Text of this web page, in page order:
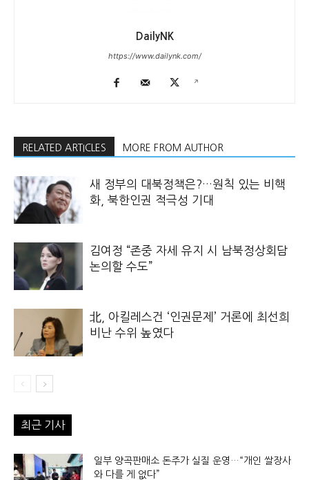
DailyNK
https://www.dailynk.com/
RELATED ARTICLES MORE FROM AUTHOR
새 정부의 대북정책은?…원칙 있는 비핵
화, 북한인권 적극성 기대
김여정 “존중 자세 유지 시 남북정상회담
논의할 수도”
北, 아킬레스건 ‘인권문제’ 거론에 최선희
비난 수위 높였다
최근 기사
일부 양곡판매소 돈주가 실질 운영…“개인 쌀장사
와 다를 게 없다”